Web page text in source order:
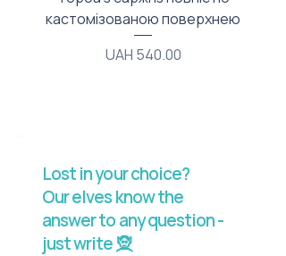
кастомізованою поверхнею
Price
UAH 540.00
Lost in your choice?
Our elves know the
answer to any question -
just write 🧝